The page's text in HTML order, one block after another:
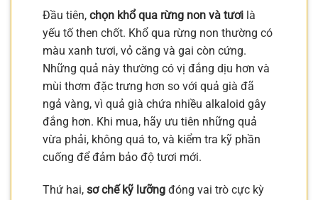
Đầu tiên, chọn khổ qua rừng non và tươi là
yếu tố then chốt. Khổ qua rừng non thường có
màu xanh tươi, vỏ căng và gai còn cứng.
Những quả này thường có vị đắng dịu hơn và
mùi thơm đặc trưng hơn so với quả già đã
ngả vàng, vì quả già chứa nhiều alkaloid gây
đắng hơn. Khi mua, hãy ưu tiên những quả
vừa phải, không quá to, và kiểm tra kỹ phần
cuống để đảm bảo độ tươi mới.
Thứ hai, sơ chế kỹ lưỡng đóng vai trò cực kỳ